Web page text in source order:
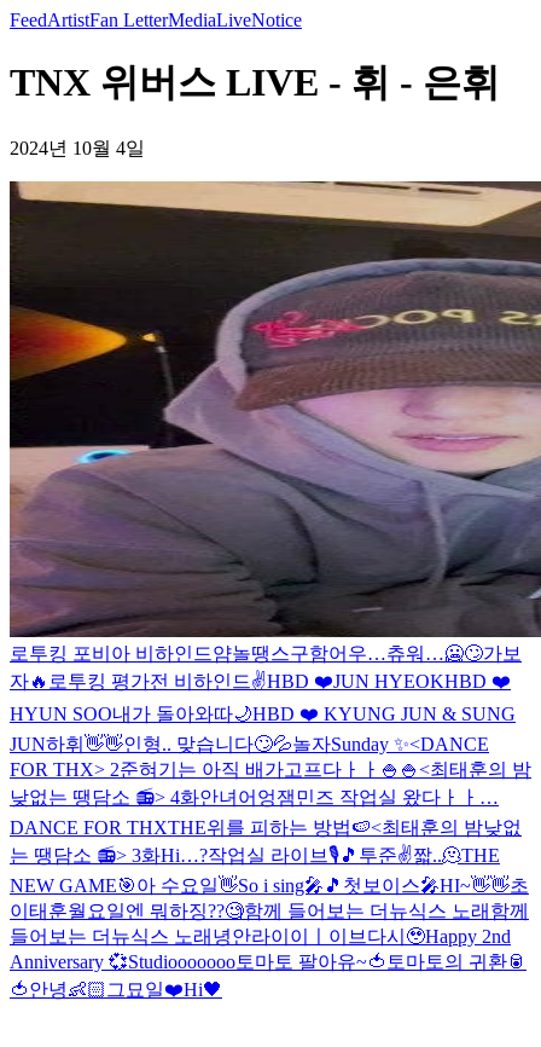
FeedArtistFan LetterMediaLiveNotice
TNX 위버스 LIVE - 휘 - 은휘
2024년 10월 4일
로투킹 포비아 비하인드얌놀땡스구함어우…츄워…🥶🙄가보
자🔥 로투킹 평가전 비하인드✌️HBD ❤️JUN HYEOKHBD ❤️
HYUN SOO내가 돌아와따🌙HBD ❤️ KYUNG JUN & SUNG
JUN하휘👋👋인형.. 맞습니다🙄💦놀자Sunday ✨<DANCE
FOR THX> 2준혀기는 아직 배가고프다ㅏㅏ🍚🍚<최태훈의 밤
낮없는 땡담소 📻> 4화안녀어엉잼민즈 작업실 왔다ㅏㅏ…
DANCE FOR THXTHE위를 피하는 방법🍉<최태훈의 밤낮없
는 땡담소 📻> 3화Hi…?작업실 라이브🎙🎵 투준✌️짧..🫠THE
NEW GAME🎯아 수요일👋So i sing🎤🎵 첫보이스🎤HI~👋👋초
이태훈월요일엔 뭐하징??🧐함께 들어보는 더뉴식스 노래 함께
들어보는 더뉴식스 노래 녕안라이이ㅣ이브 다시🥹Happy 2nd
Anniversary 💞Studiooooooo토마토 팔아유~🍅 토마토의 귀환🥫
🍅안녕👶🏻 그묘일❤️Hi🖤